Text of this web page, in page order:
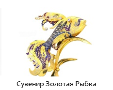
Сувенир Золотая Рыбка